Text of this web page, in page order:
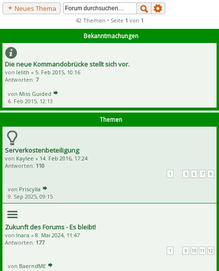
Neues Thema
42 Themen • Seite 1 von 1
Bekanntmachungen
Die neue Kommandobrücke stellt sich vor.
von lelith « 5. Feb 2015, 10:16
Antworten: 7
von Miss Guided
6. Feb 2015, 12:13
Themen
Serverkostenbeteiligung
von Kaylee « 14. Feb 2016, 17:24
Antworten: 110
1 5 6 7 8
von Priscylla
9. Sep 2025, 09:15
Zukunft des Forums - Es bleibt!
von Inara « 8. Mai 2024, 11:47
Antworten: 177
1 9 10 11 12
von BaerndME